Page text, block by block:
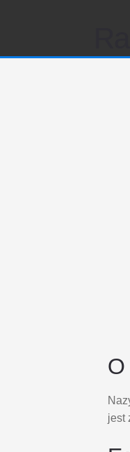
jest